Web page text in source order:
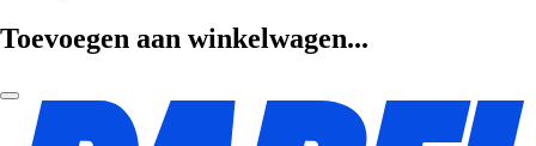
Toevoegen aan winkelwagen...